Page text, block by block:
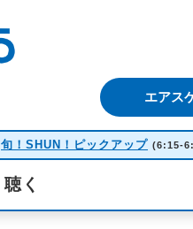
エアス
旬！SHUN！ピックアップ (6:15-
聴く